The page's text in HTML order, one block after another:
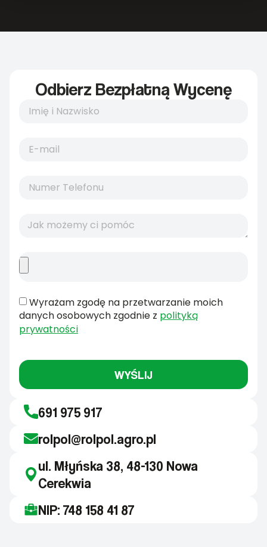
Odbierz Bezpłatną Wycenę
Wyrażam zgodę na przetwarzanie moich
danych osobowych zgodnie z polityką
prywatności
WYŚLIJ
691 975 917
rolpol@rolpol.agro.pl
ul. Młyńska 38, 48-130 Nowa
Cerekwia
NIP: 748 158 41 87